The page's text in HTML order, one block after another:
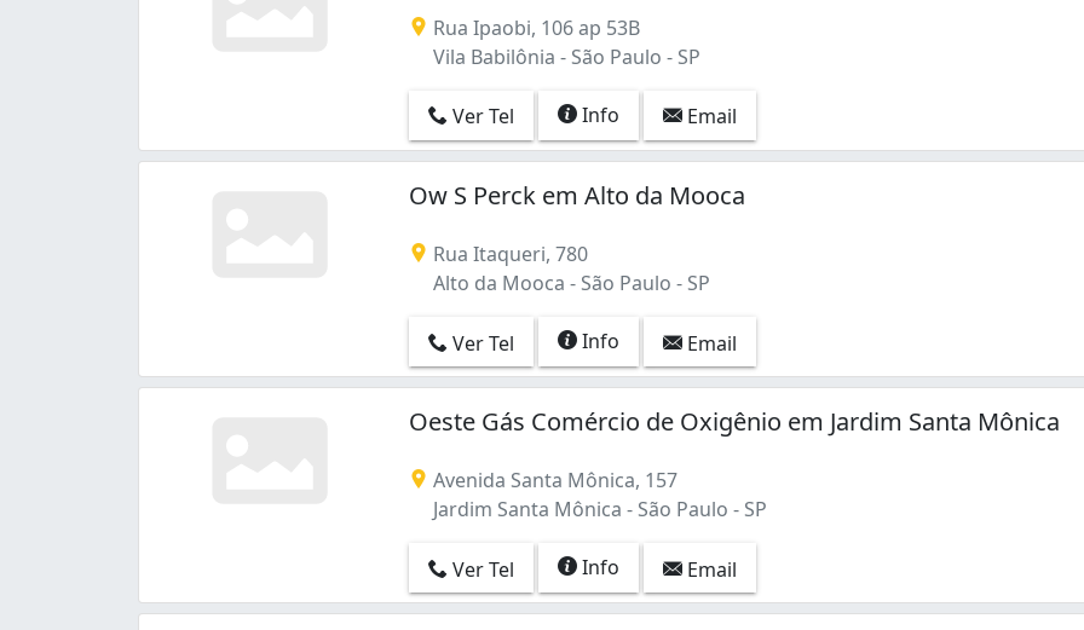
Rua Ipaobi, 106 ap 53B
Vila Babilônia - São Paulo - SP
Ver Tel Info Email
Ow S Perck em Alto da Mooca
Rua Itaqueri, 780
Alto da Mooca - São Paulo - SP
Ver Tel Info Email
Oeste Gás Comércio de Oxigênio em Jardim Santa Mônica
Avenida Santa Mônica, 157
Jardim Santa Mônica - São Paulo - SP
Ver Tel Info Email